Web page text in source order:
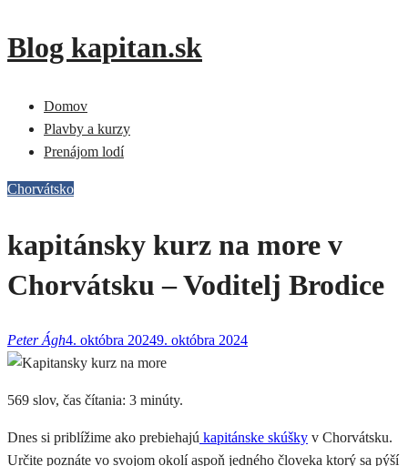
Skip
to
Blog kapitan.sk
Domov
Plavby a kurzy
Prenájom lodí
Chorvátsko
kapitánsky kurz na more v
Chorvátsku – Voditelj Brodice
Peter Ágh4. októbra 20249. októbra 2024
569 slov, čas čítania: 3 minúty.
Dnes si priblížime ako prebiehajú kapitánske skúšky v Chorvátsku.
Určite poznáte vo svojom okolí aspoň jedného človeka ktorý sa pýší